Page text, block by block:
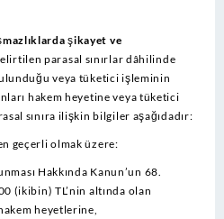
şikayet ve
parasal sınırlar dâhilinde
veya tüketici işleminin
hakem heyetine veya tüketici
sınıra ilişkin bilgiler aşağıdadır:
geçerli olmak üzere:
Hakkında Kanun’un 68.
(ikibin) TL’nin altında olan
heyetlerine,